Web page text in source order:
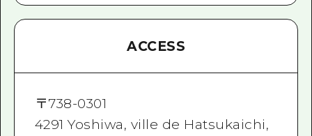
ACCESS
〒738-0301
4291 Yoshiwa, ville de Hatsukaichi,